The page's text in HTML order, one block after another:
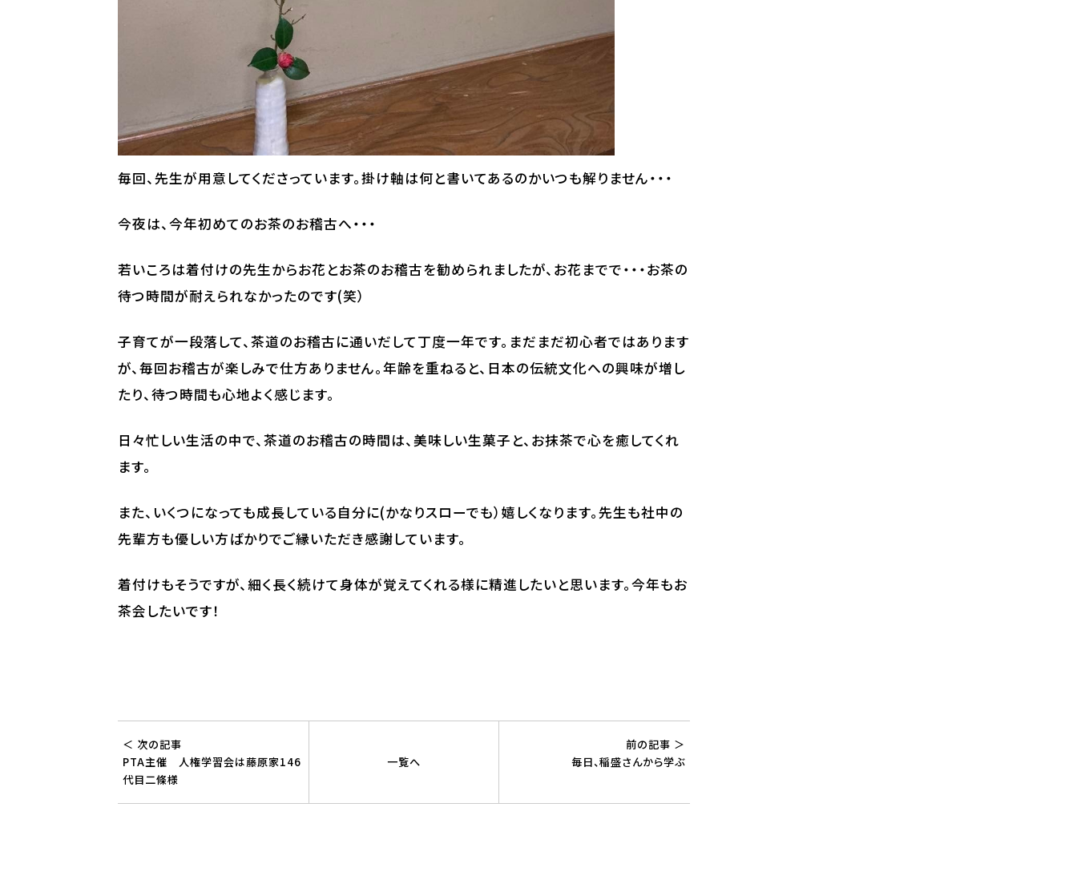
毎回、先生が用意してくださっています。掛け軸は何と書いてあるのかいつも解りません・・・
今夜は、今年初めてのお茶のお稽古へ・・・
若いころは着付けの先生からお花とお茶のお稽古を勧められましたが、お花までで・・・お茶の
待つ時間が耐えられなかったのです(笑）
子育てが一段落して、茶道のお稽古に通いだして丁度一年です。まだまだ初心者ではあります
が、毎回お稽古が楽しみで仕方ありません。年齢を重ねると、日本の伝統文化への興味が増し
たり、待つ時間も心地よく感じます。
日々忙しい生活の中で、茶道のお稽古の時間は、美味しい生菓子と、お抹茶で心を癒してくれ
ます。
また、いくつになっても成長している自分に(かなりスローでも）嬉しくなります。先生も社中の
先輩方も優しい方ばかりでご縁いただき感謝しています。
着付けもそうですが、細く長く続けて身体が覚えてくれる様に精進したいと思います。今年もお
茶会したいです！
＜ 次の記事
PTA主催 人権学習会は藤原家146
代目二條様
一覧へ
前の記事 ＞
毎日、稲盛さんから学ぶ